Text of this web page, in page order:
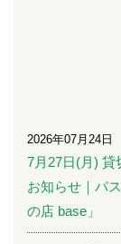
2026年07月24日
7月27日(月) 貸
お知らせ｜パ
の店 base」